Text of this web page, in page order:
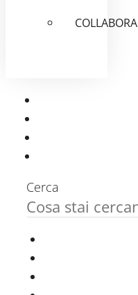
COLLABORA
Cerca